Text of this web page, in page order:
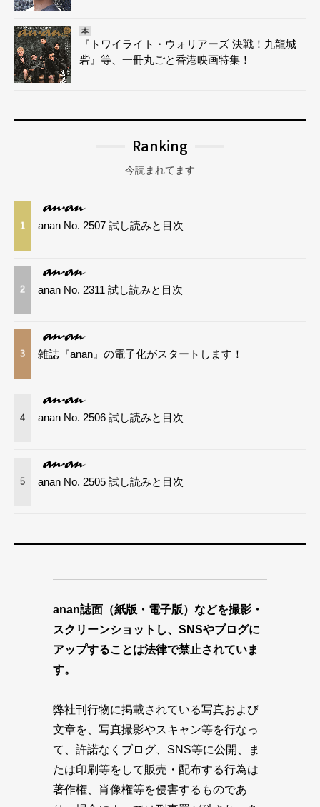
本
『トワイライト・ウォリアーズ 決戦！九龍城
砦』等、一冊丸ごと香港映画特集！
Ranking
今読まれてます
1 anan No. 2507 試し読みと目次
2 anan No. 2311 試し読みと目次
3 雑誌『anan』の電子化がスタートします！
4 anan No. 2506 試し読みと目次
5 anan No. 2505 試し読みと目次
anan誌面（紙版・電子版）などを撮影・
スクリーンショットし、SNSやブログに
アップすることは法律で禁止されていま
す。
弊社刊行物に掲載されている写真および
文章を、写真撮影やスキャン等を行なっ
て、許諾なくブログ、SNS等に公開、ま
たは印刷等をして販売・配布する行為は
著作権、肖像権等を侵害するものであ